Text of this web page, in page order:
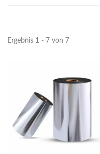
Ergebnis 1 - 7 von 7